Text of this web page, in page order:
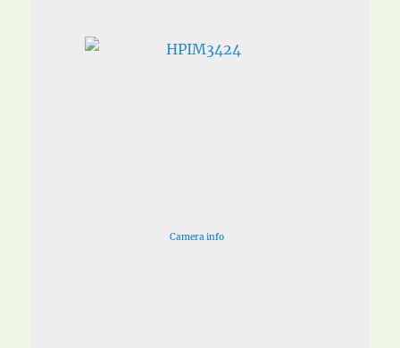
Camera info